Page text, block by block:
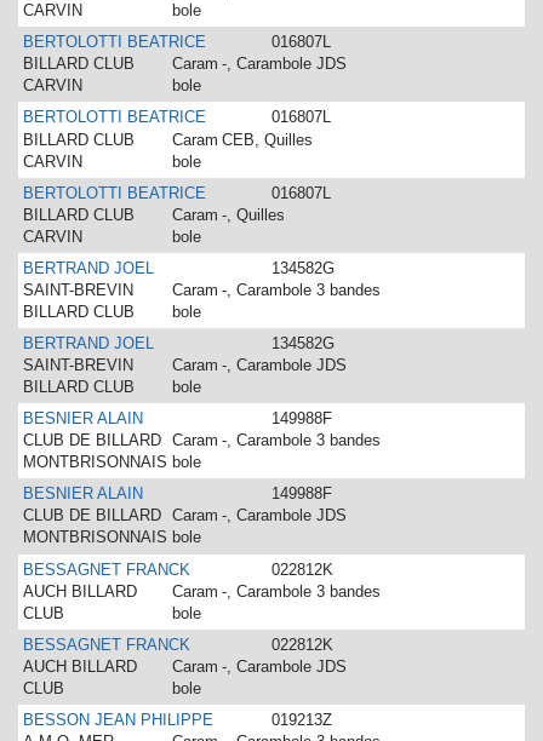
CARVIN
bole
BERTOLOTTI BEATRICE
016807L
BILLARD CLUB
CARVIN
Caram
bole
-, Carambole JDS
BERTOLOTTI BEATRICE
016807L
BILLARD CLUB
CARVIN
Caram
bole
CEB, Quilles
BERTOLOTTI BEATRICE
016807L
BILLARD CLUB
CARVIN
Caram
bole
-, Quilles
BERTRAND JOEL
134582G
SAINT-BREVIN
BILLARD CLUB
Caram
bole
-, Carambole 3 bandes
BERTRAND JOEL
134582G
SAINT-BREVIN
BILLARD CLUB
Caram
bole
-, Carambole JDS
BESNIER ALAIN
149988F
CLUB DE BILLARD
MONTBRISONNAIS
Caram
bole
-, Carambole 3 bandes
BESNIER ALAIN
149988F
CLUB DE BILLARD
MONTBRISONNAIS
Caram
bole
-, Carambole JDS
BESSAGNET FRANCK
022812K
AUCH BILLARD
CLUB
Caram
bole
-, Carambole 3 bandes
BESSAGNET FRANCK
022812K
AUCH BILLARD
CLUB
Caram
bole
-, Carambole JDS
BESSON JEAN PHILIPPE
019213Z